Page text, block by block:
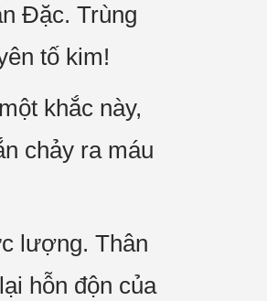
Đặc. Trùng
tố kim!
khắc này,
chảy ra máu
lượng. Thân
hỗn độn của